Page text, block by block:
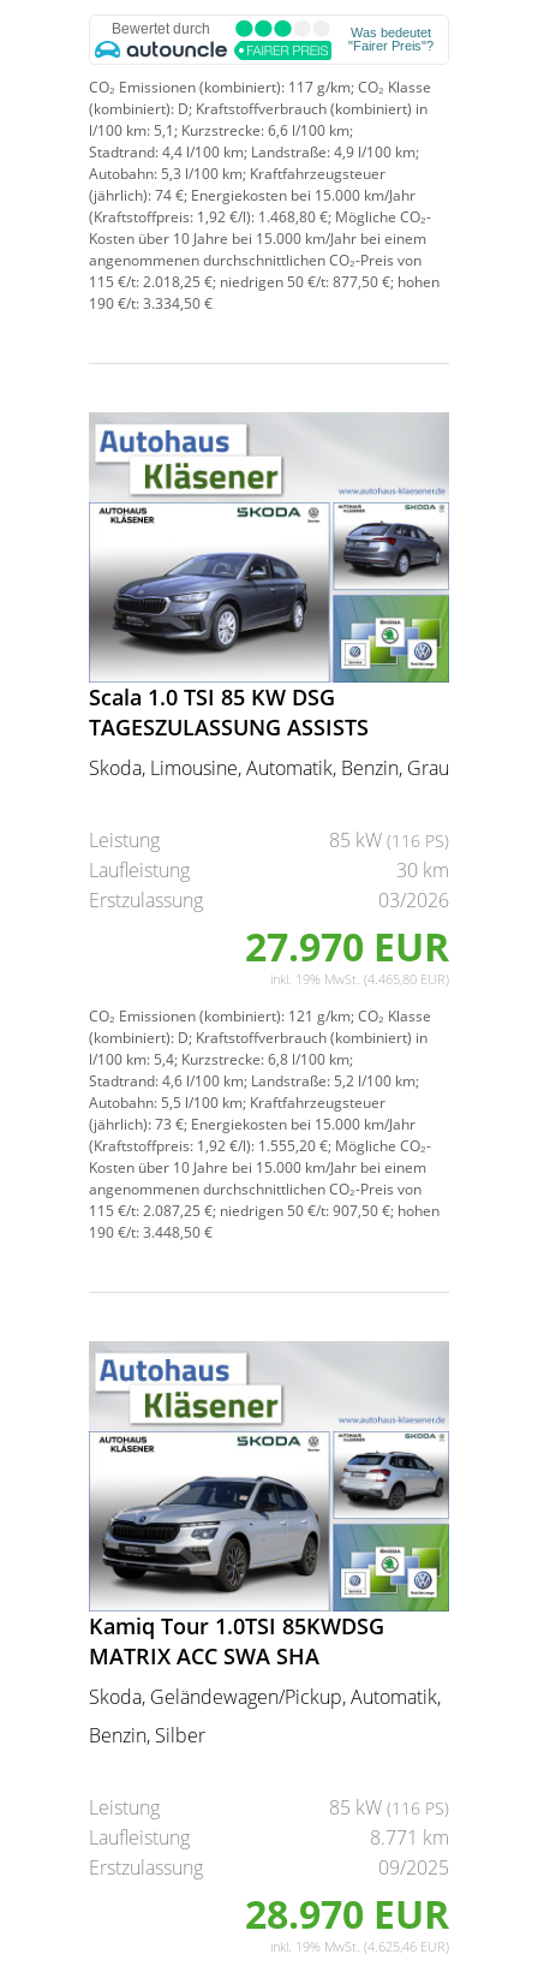
CO₂ Emissionen (kombiniert): 117 g/km;CO₂ Klasse
(kombiniert): D; Kraftstoffverbrauch (kombiniert) in
l/100 km: 5,1; Kurzstrecke:6,6 l/100 km;
Stadtrand:4,4 l/100 km; Landstraße:4,9 l/100 km;
Autobahn: 5,3 l/100 km; Kraftfahrzeugsteuer
(jährlich):74 €; Energiekosten bei 15.000 km/Jahr
(Kraftstoffpreis: 1,92€/l): 1.468,80 €; Mögliche CO₂-
Kosten über 10 Jahre bei 15.000 km/Jahr bei einem
angenommenen durchschnittlichen CO₂-Preis von
115 €/t:2.018,25 €; niedrigen 50 €/t: 877,50 €; hohen
190 €/t: 3.334,50 €
Scala 1.0 TSI 85 KW DSG
TAGESZULASSUNG ASSISTS
Skoda, Limousine, Automatik, Benzin, Grau
Leistung 85 kW (116 PS)
Laufleistung
30 km
Erstzulassung
03/2026
27.970 EUR
inkl. 19% MwSt. (4.465,80 EUR)
CO₂ Emissionen (kombiniert): 121 g/km;CO₂ Klasse
(kombiniert): D; Kraftstoffverbrauch (kombiniert) in
l/100 km: 5,4; Kurzstrecke:6,8 l/100 km;
Stadtrand:4,6 l/100 km; Landstraße: 5,2 l/100 km;
Autobahn: 5,5 l/100 km; Kraftfahrzeugsteuer
(jährlich):73 €; Energiekosten bei 15.000 km/Jahr
(Kraftstoffpreis: 1,92€/l): 1.555,20 €; Mögliche CO₂-
Kosten über 10 Jahre bei 15.000 km/Jahr bei einem
angenommenen durchschnittlichen CO₂-Preis von
115 €/t:2.087,25 €; niedrigen 50 €/t: 907,50 €; hohen
190 €/t: 3.448,50 €
Kamiq Tour 1.0TSI 85KWDSG
MATRIX ACC SWA SHA
Skoda, Geländewagen/Pickup, Automatik,
Benzin, Silber
Leistung 85 kW (116 PS)
Laufleistung
8.771 km
Erstzulassung
09/2025
28.970 EUR
inkl. 19% MwSt. (4.625,46 EUR)